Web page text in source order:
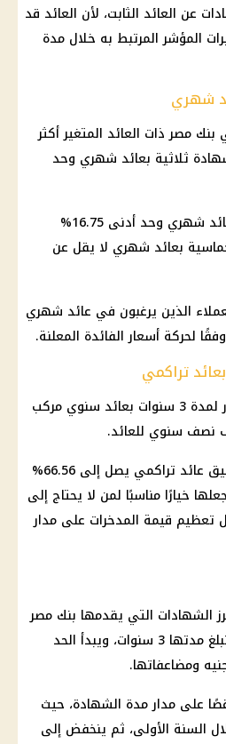
عن العائد الثابت، لأن العائد قد
المؤشر المرتبط به خلال مدة
شهري
مصر ذات العائد المتغير أكثر
ثلاثية بعائد شهري وحد
كما يتيح شهادة رباعية بعائد شهري وحد أدنى 16.75%
بعائد شهري لا يقل عن
الذين يرغبون في عائد شهري
لحركة أسعار الفائدة المعلنة.
يوفر بنك مصر شهادة ادخار لمدة 3 سنوات بعائد سنوي مركب
وتتميز هذه الشهادة بتحقيق عائد تراكمي يصل إلى 66.56%
خيارًا مناسبًا لمن لا يحتاج إلى
تعظيم قيمة المدخرات على مدار
الشهادات التي يقدمها بنك مصر
للأفراد الطبيعيين فقط، وتبلغ مدتها 3 سنوات، ويبدأ الحد
على مدار مدة الشهادة، حيث
عند 20.50% خلال السنة الأولى، ثم ينخفض إلى